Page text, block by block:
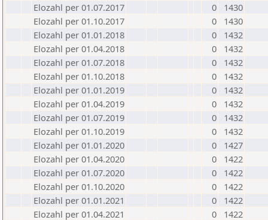
Elozahl per 01.07.2017
0
1430
Elozahl per 01.10.2017
0
1430
Elozahl per 01.01.2018
0
1432
Elozahl per 01.04.2018
0
1432
Elozahl per 01.07.2018
0
1432
Elozahl per 01.10.2018
0
1432
Elozahl per 01.01.2019
0
1432
Elozahl per 01.04.2019
0
1432
Elozahl per 01.07.2019
0
1432
Elozahl per 01.10.2019
0
1432
Elozahl per 01.01.2020
0
1427
Elozahl per 01.04.2020
0
1422
Elozahl per 01.07.2020
0
1422
Elozahl per 01.10.2020
0
1422
Elozahl per 01.01.2021
0
1422
Elozahl per 01.04.2021
0
1422